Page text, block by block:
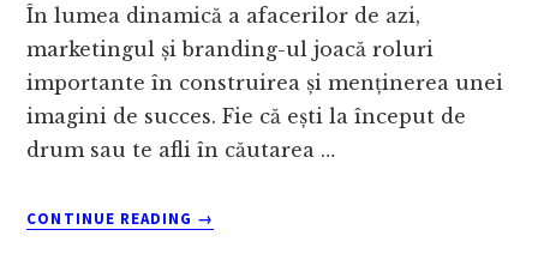
În lumea dinamică a afacerilor de azi,
marketingul și branding-ul joacă roluri
importante în construirea și menținerea unei
imagini de succes. Fie că ești la început de
drum sau te afli în căutarea …
CONTINUE READING
ABOUT
→